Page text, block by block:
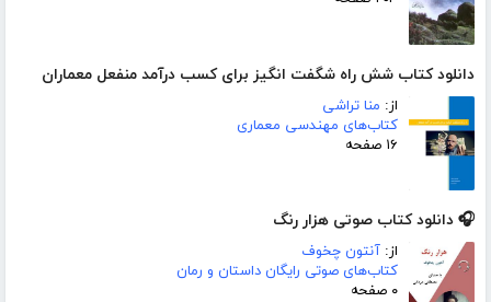
دانلود کتاب شش راه شگفت انگیز برای کسب درآمد منفعل معماران
از: منا تراشی
کتاب‌های مهندسی معماری
۱۶ صفحه
🎧 دانلود کتاب صوتی هزار رنگ
از: آنتون چخوف
کتاب‌های صوتی رایگان داستان و رمان
۰ صفحه